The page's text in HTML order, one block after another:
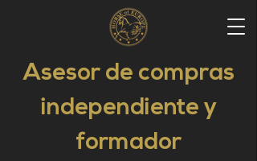
Asesor de compras
independiente y
formador